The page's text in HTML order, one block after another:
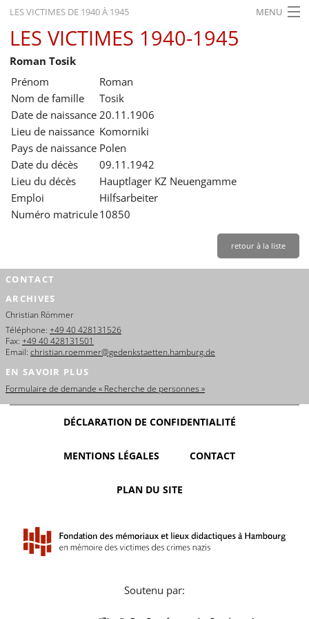
LES VICTIMES DE 1940 À 1945 MENU
ACCUEIL
ACTUALITÉS
EXPOSITIONS
HISTORIQUE
FORMATION
RECHERCHE
SERVICE
LES VICTIMES 1940-1945
Roman Tosik
Prénom
Roman
Nom de famille
Tosik
Date de naissance 20.11.1906
Lieu de naissance Komorniki
Pays de naissance Polen
Date du décès
09.11.1942
Lieu du décès
Hauptlager KZ Neuengamme
Emploi
Hilfsarbeiter
Numéro matricule10850
retour à la liste
CONTACT
ARCHIVES
Christian Römmer
Téléphone: +49 40 428131526
Fax: +49 40 428131501
Email: christian.roemmer@gedenkstaetten.hamburg.de
EN SAVOIR PLUS
Formulaire de demande « Recherche de personnes »
DÉCLARATION DE CONFIDENTIALITÉ
MENTIONS LÉGALES CONTACT
PLAN DU SITE
Soutenu par: